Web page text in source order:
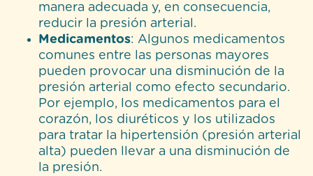
manera adecuada y, en consecuencia,
reducir la presión arterial.
Medicamentos: Algunos medicamentos
comunes entre las personas mayores
pueden provocar una disminución de la
presión arterial como efecto secundario.
Por ejemplo, los medicamentos para el
corazón, los diuréticos y los utilizados
para tratar la hipertensión (presión arterial
alta) pueden llevar a una disminución de
la presión.